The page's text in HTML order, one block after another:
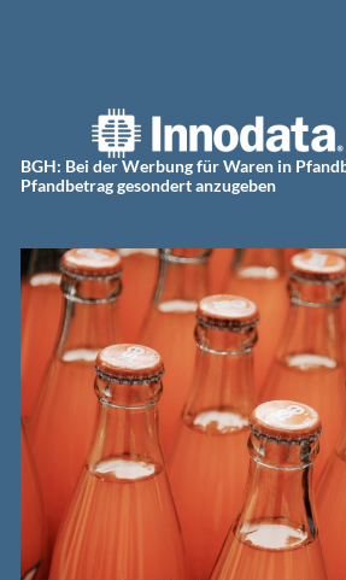
BGH: Bei der Werbung für Waren in
Pfandbetrag gesondert anzugeben